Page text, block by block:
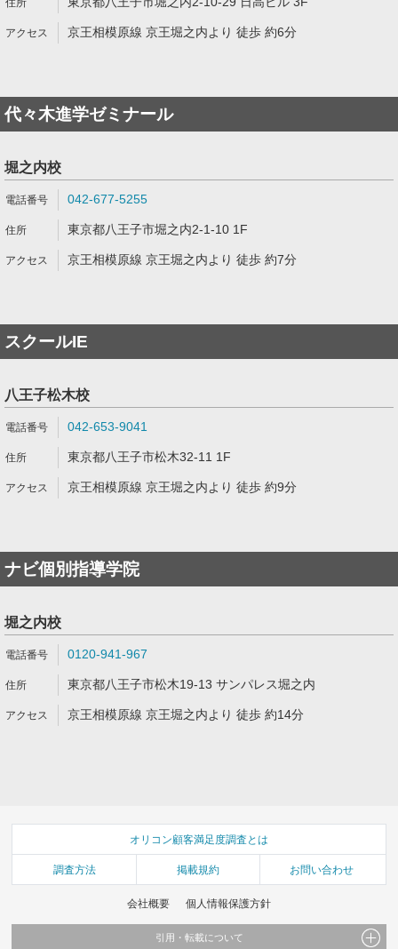
京王相模原線 京王堀之内より 徒歩 約6分
代々木進学ゼミナール
堀之内校
042-677-5255
東京都八王子市堀之内2-1-10 1F
京王相模原線 京王堀之内より 徒歩 約7分
スクールIE
八王子松木校
042-653-9041
東京都八王子市松木32-11 1F
京王相模原線 京王堀之内より 徒歩 約9分
ナビ個別指導学院
堀之内校
0120-941-967
東京都八王子市松木19-13 サンパレス堀之内
京王相模原線 京王堀之内より 徒歩 約14分
オリコン顧客満足度調査とは
調査方法 掲載規約 お問い合わせ
会社概要 個人情報保護方針
引用・転載について